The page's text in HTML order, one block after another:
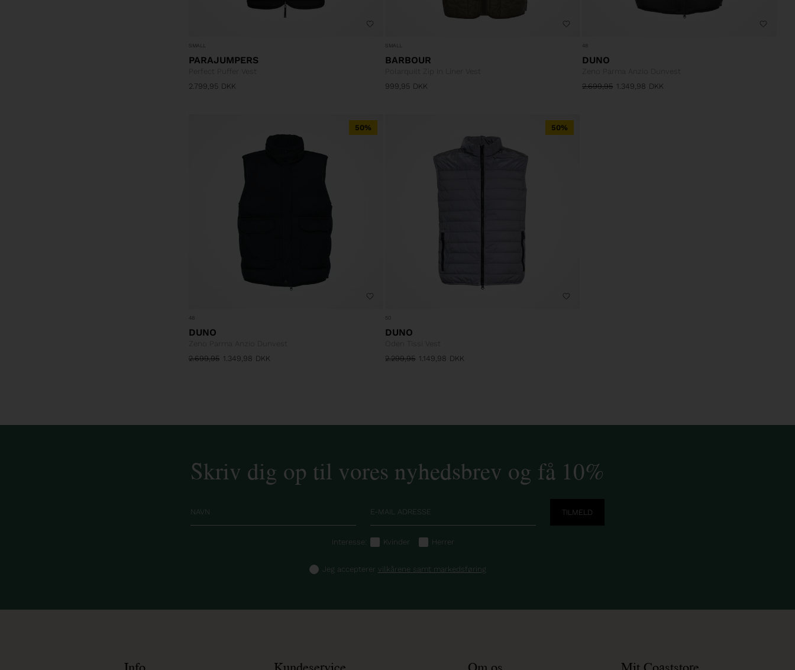
SMALL
PARAJUMPERS
2.799,95 DKK
SMALL
BARBOUR
999,95 DKK
48
DUNO
2.699,95 1.349,98 DKK
50%
48
DUNO
2.699,95 1.349,98 DKK
50%
50
DUNO
2.299,95 1.149,98 DKK
Skriv dig op til vores nyhedsbrev og få 10%
Interesse: Kvinder Herrer
Jeg accepterer vilkårene samt markedsføring